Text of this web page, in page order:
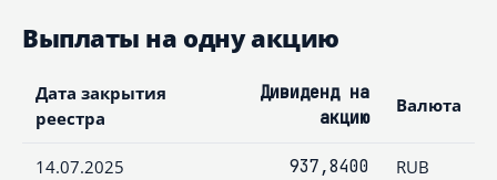
Выплаты на одну акцию
Дата закрытия
реестра
Дивиденд на
акцию
Валюта
14.07.2025 937,8400 RUB